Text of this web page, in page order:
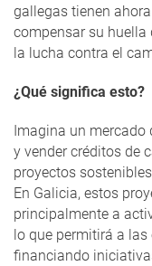
gallegas tienen
compensar su
la lucha contra el
¿Qué significa esto?
Imagina un mercado
y vender créditos de
proyectos
En Galicia, estos
principalmente a
lo que permitirá a
financiando